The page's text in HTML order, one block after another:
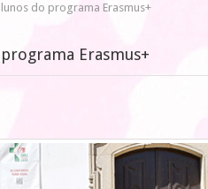
do programa Erasmus+
Erasmus+